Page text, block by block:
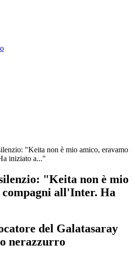
"Keita non è mio amico, eravamo
iniziato a..."
"Keita non è mio
compagni all'Inter. Ha
del Galatasaray
nerazzurro